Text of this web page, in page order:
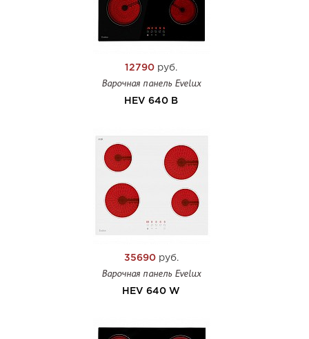
12790 руб.
Варочная панель Evelux
HEV 640 B
35690руб.
Варочная панель Evelux
HEV 640 W